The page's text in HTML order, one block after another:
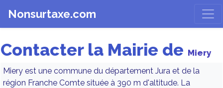
Nonsurtaxe.com
Contacter la Mairie de Miery
Miery est une commune du département Jura et de la
région Franche Comte située à 390 m d'altitude. La